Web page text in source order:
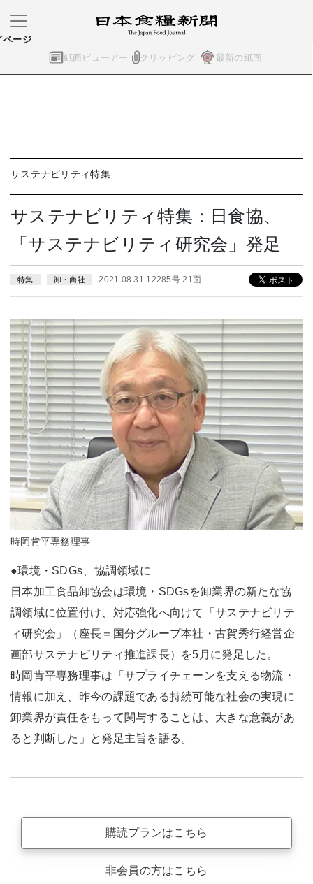
紙面ビューアー クリッピング 最新の紙面
ページ
サステナビリティ特集
サステナビリティ特集：日食協、
「サステナビリティ研究会」発足
特集 卸・商社 2021.08.31 12285号 21面
時岡肯平専務理事
●環境・SDGs、協調領域に
日本加工食品卸協会は環境・SDGsを卸業界の新たな協
調領域に位置付け、対応強化へ向けて「サステナビリテ
ィ研究会」（座長＝国分グループ本社・古賀秀行経営企
画部サステナビリティ推進課長）を5月に発足した。
時岡肯平専務理事は「サプライチェーンを支える物流・
情報に加え、昨今の課題である持続可能な社会の実現に
卸業界が責任をもって関与することは、大きな意義があ
ると判断した」と発足主旨を語る。
購読プランはこちら
非会員の方はこちら